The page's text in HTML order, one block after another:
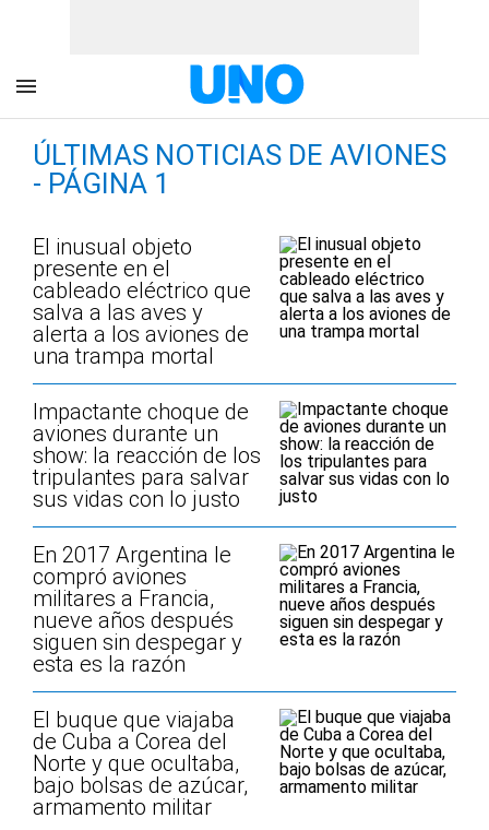
ÚLTIMAS NOTICIAS DE AVIONES
- PÁGINA 1
El inusual objeto
presente en el
cableado eléctrico que
salva a las aves y
alerta a los aviones de
una trampa mortal
Impactante choque de
aviones durante un
show: la reacción de los
tripulantes para salvar
sus vidas con lo justo
En 2017 Argentina le
compró aviones
militares a Francia,
nueve años después
siguen sin despegar y
esta es la razón
El buque que viajaba
de Cuba a Corea del
Norte y que ocultaba,
bajo bolsas de azúcar,
armamento militar